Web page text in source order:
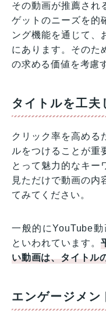
その動画が推薦され
ゲットのニーズを的
ング機能を通じて、
にあります。そのた
の求める価値を考慮
タイトルを工夫
クリック率を高める
ルをつけることが重
とって魅力的なキー
見ただけで動画の内
てみてください。
一般的にYouTube
といわれています。
い動画は、タイトル
エンゲージメン